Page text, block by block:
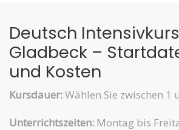
Deutsch
Gladbeck –
und Kosten
Kursdauer:Wählen Sie zwischen 1
Unterrichtszeiten: Montag bis